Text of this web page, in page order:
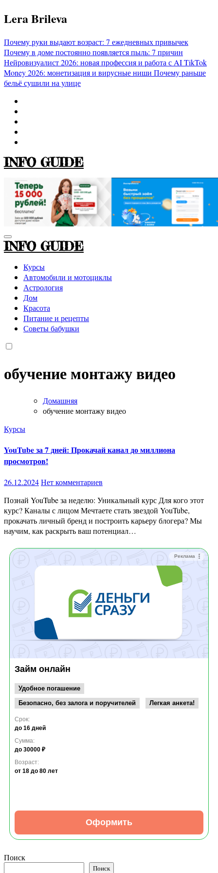
Перейти
к
Lera Brileva
Почему руки выдают возраст: 7 ежедневных привычек
Почему в доме постоянно появляется пыль: 7 причин
Нейровизуалист 2026: новая профессия и работа с AITikTok
Money 2026: монетизация и вирусные ниши Почему раньше
бельё сушили на улице
INFO GUIDE
INFO GUIDE
Курсы
Автомобили и мотоциклы
Астрология
Дом
Красота
Питание и рецепты
Советы бабушки
обучение монтажу видео
Домашняя
обучение монтажу видео
Курсы
YouTube за 7 дней: Прокачай канал до миллиона
просмотров!
26.12.2024Нет комментариев
Познай YouTube за неделю: Уникальный курс Для кого этот
курс? Каналы с лицом Мечтаете стать звездой YouTube,
прокачать личный бренд и построить карьеру блогера? Мы
научим, как раскрыть ваш потенциал…
Реклама
Займ онлайн
Удобное погашение
Безопасно, без залога и поручителей
Легкая анкета!
Срок:
до 16 дней
Сумма:
до 30000 ₽
Возраст:
от 18 до 80 лет
Оформить
Поиск
Поиск